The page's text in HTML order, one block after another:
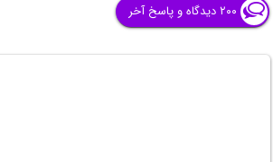
هست و اسلاید چهارم نزدیک چهار
دقیقه هست
۲۰۰ دیدگاه و پاسخ آخر